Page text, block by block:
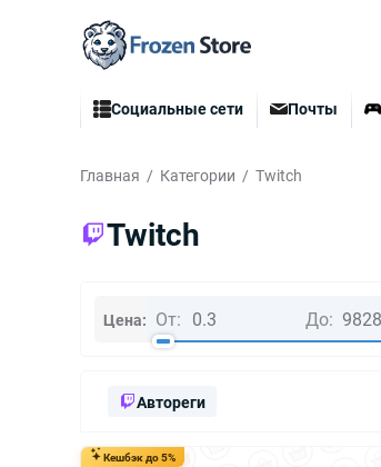
Социальные сети Почты
Главная Категории Twitch
Twitch
Цена От: До:
Автореги
Кешбэк до 5%